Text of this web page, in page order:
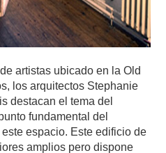
artistas ubicado en la Old
los arquitectos Stephanie
destacan el tema del
fundamental del
espacio. Este edificio de
amplios pero dispone